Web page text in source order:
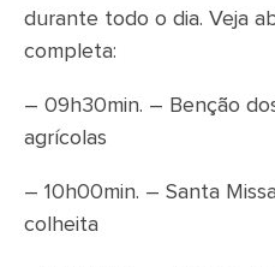
durante todo o dia. Veja
completa:
– 09h30min. – Benção
agrícolas
– 10h00min. – Santa
colheita